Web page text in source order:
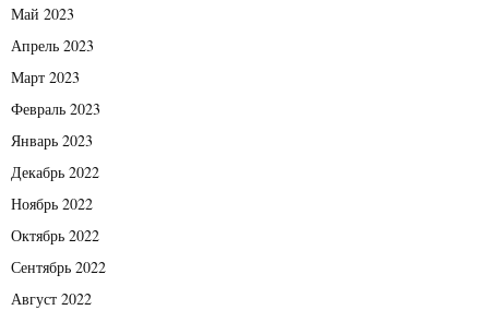
Май 2023
Апрель 2023
Март 2023
Февраль 2023
Январь 2023
Декабрь 2022
Ноябрь 2022
Октябрь 2022
Сентябрь 2022
Август 2022